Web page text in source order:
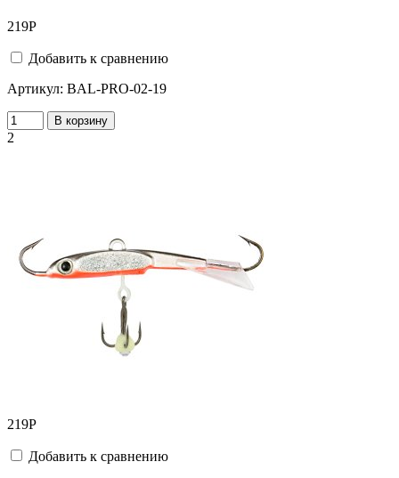
219Р
Добавить к сравнению
Артикул: BAL-PRO-02-19
В корзину
2
219Р
Добавить к сравнению